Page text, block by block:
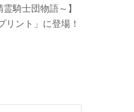
騎士団物語～】
ント」に登場！